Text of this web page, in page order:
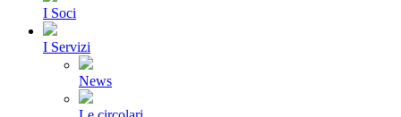
I Soci
I Servizi
News